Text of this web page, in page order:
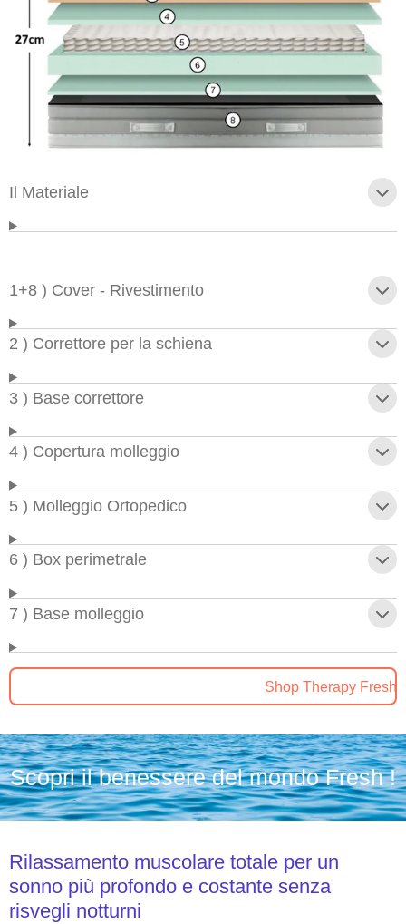
Il Materiale
1+8 ) Cover - Rivestimento
2 ) Correttore per la schiena
3 ) Base correttore
4 ) Copertura molleggio
5 ) Molleggio Ortopedico
6 ) Box perimetrale
7 ) Base molleggio
Shop Therapy Fresh
Scopri il benessere del mondo Fresh !
Rilassamento muscolare totale per un
sonno più profondo e costante senza
risvegli notturni